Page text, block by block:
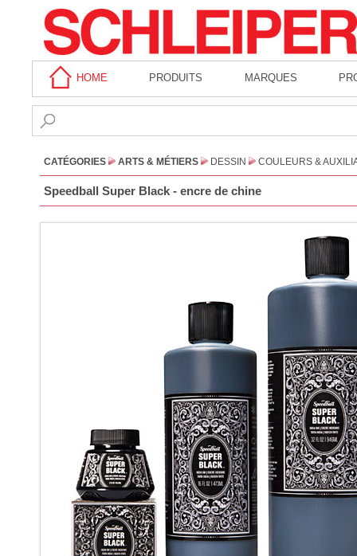
HOME PRODUITS MARQUES
CATÉGORIES ARTS & MÉTIERS DESSIN COULEURS &
Speedball Super Black - encre de chine